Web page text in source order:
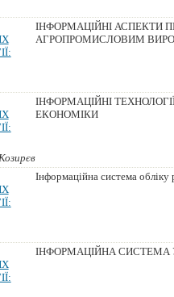
ІНФОРМАЦІЙНІ АСПЕКТИ
АГРОПРОМИСЛОВИМ
ІНФОРМАЦІЙНІ
ЕКОНОМІКИ
Інформаційна система
ІНФОРМАЦІЙНА СИСТЕМА